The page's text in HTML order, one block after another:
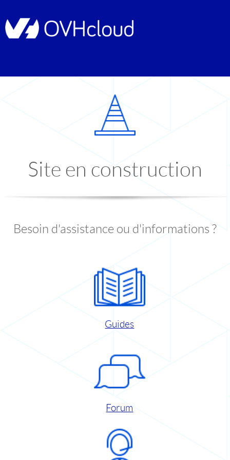
Site en construction
Besoin d'assistance ou d'informations ?
Guides
Forum